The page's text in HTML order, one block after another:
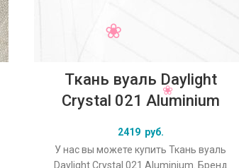
Ткань вуаль Daylight
Crystal 021 Aluminium
2419 руб.
У нас вы можете купить Ткань вуаль
Daylight Crystal 021 Aluminium. Бренд